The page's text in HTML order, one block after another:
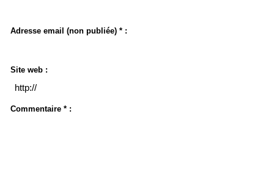
Adresse email (non publiée) * :
Site web :
Commentaire * :